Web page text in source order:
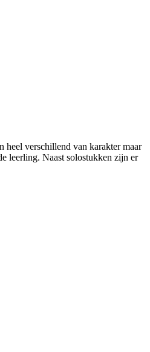
heel verschillend van karakter maar
leerling. Naast solostukken zijn er